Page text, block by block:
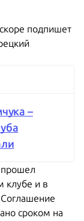
подпишет
–
прошел
клубе и в
сроком на